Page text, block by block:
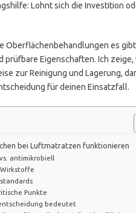
Lohnt sich die Investition
Oberflächenbehandlungen es
prüfbare Eigenschaften. Ich
zur Reinigung und Lagerung,
für deinen Einsatzfall.
bei Luftmatratzen funktionieren
antimikrobiell
Punkte
bedeutet